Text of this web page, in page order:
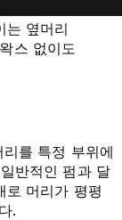
는 옆머리
스 없이도
를 특정 부위에
반적인 펌과 달
로 머리가 평평
.